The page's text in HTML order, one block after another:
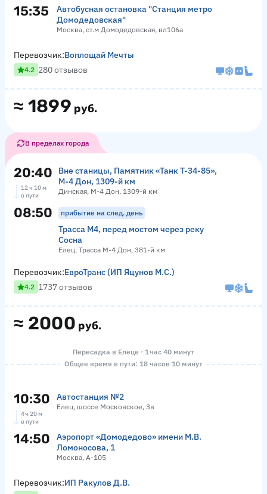
15:35
Автобусная остановка "Станция метро
Домодедовская"
Москва, ст.м Домодедовская, вл106а
≈ 1899 руб.
Перевозчик:Воплощай Мечты
4.2 280 отзывов
В пределах города
20:40
Вне станицы, Памятник «‎Танк Т-34-85»,
М-4 Дон, 1309-й км
Динская, М-4 Дон, 1309-й км
12 ч 10 м
в пути
08:50 прибытие на след. день
Трасса М4, перед мостом через реку
Сосна
Елец, Трасса М-4 Дон, 381-й км
≈ 2000 руб.
Перевозчик:ЕвроТранс (ИП Яцунов М.С.)
4.2 1737 отзывов
Пересадка в Елеце · 1 час 40 минут
Общее время в пути: 18 часов 10 минут
10:30 Автостанция №2
Елец, шоссе Московское, 3в
4 ч 20 м
в пути
14:50
Аэропорт «Домодедово» имени М.В.
Ломоносова, 1
Москва, А-105
Перевозчик:ИП Ракулов Д.В.